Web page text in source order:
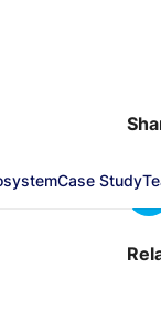
Case Study